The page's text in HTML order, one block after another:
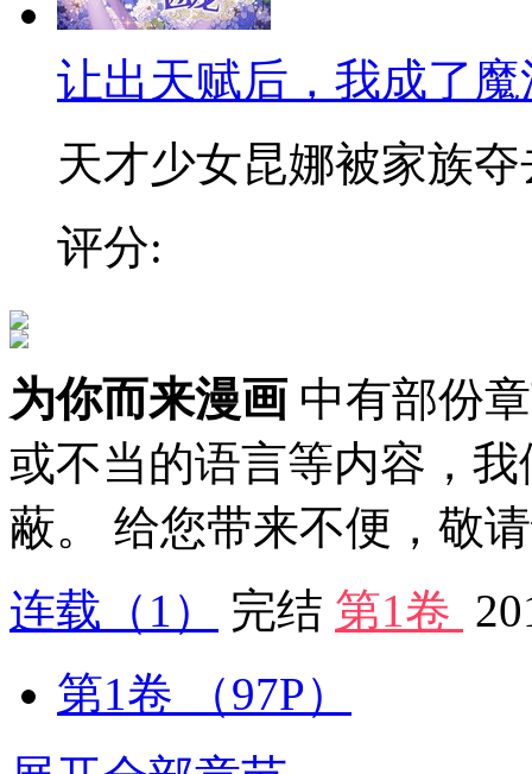
让出天赋后，我成了
天才少女昆娜被家族夺
评分:
为你而来漫画 中有部份
或不当的语言等内容，
蔽。 给您带来不便，敬
连载 （1） 完结 第1卷
第1卷
（97P）